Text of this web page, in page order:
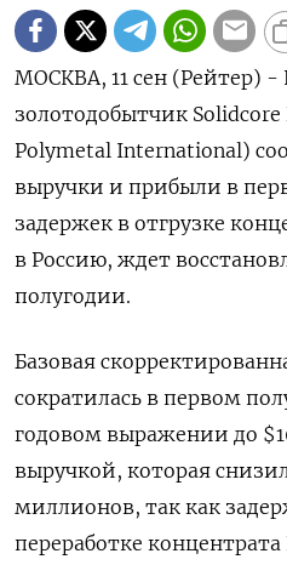
МОСКВА, 11 сен (Рейтер) -
золотодобытчик
Polymetal International)
выручки и прибыли в
задержек в отгрузке
в Россию, ждет
полугодии.
Базовая
сократилась в первом
годовом выражении до
выручкой, которая
миллионов, так как
переработке